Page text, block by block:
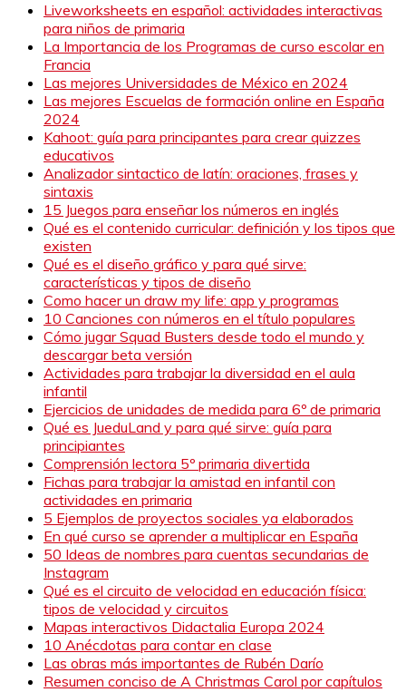
Liveworksheets en español: actividades interactivas
para niños de primaria
La Importancia de los Programas de curso escolar en
Francia
Las mejores Universidades de México en 2024
Las mejores Escuelas de formación online en España
2024
Kahoot: guía para principantes para crear quizzes
educativos
Analizador sintactico de latín: oraciones, frases y
sintaxis
15 Juegos para enseñar los números en inglés
Qué es el contenido curricular: definición y los tipos que
existen
Qué es el diseño gráfico y para qué sirve:
características y tipos de diseño
Como hacer un draw my life: app y programas
10 Canciones con números en el título populares
Cómo jugar Squad Busters desde todo el mundo y
descargar beta versión
Actividades para trabajar la diversidad en el aula
infantil
Ejercicios de unidades de medida para 6º de primaria
Qué es JueduLand y para qué sirve: guía para
principiantes
Comprensión lectora 5º primaria divertida
Fichas para trabajar la amistad en infantil con
actividades en primaria
5 Ejemplos de proyectos sociales ya elaborados
En qué curso se aprender a multiplicar en España
50 Ideas de nombres para cuentas secundarias de
Instagram
Qué es el circuito de velocidad en educación física:
tipos de velocidad y circuitos
Mapas interactivos Didactalia Europa 2024
10 Anécdotas para contar en clase
Las obras más importantes de Rubén Darío
Resumen conciso de A Christmas Carol por capítulos